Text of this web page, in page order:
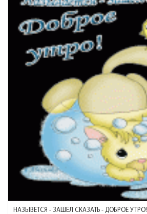
НАЗЫВЕТСЯ - ЗАШЕЛ СКАЗАТЬ - ДОБРОЕ УТРО!